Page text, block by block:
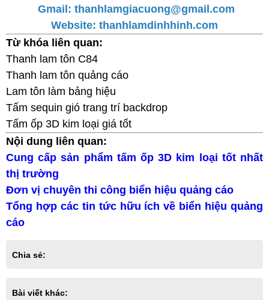
Gmail: thanhlamgiacuong@gmail.com
Website: thanhlamdinhhinh.com
Từ khóa liên quan:
Thanh lam tôn C84
Thanh lam tôn quảng cáo
Lam tôn làm bảng hiệu
Tấm sequin gió trang trí backdrop
Tấm ốp 3D kim loại giá tốt
Nội dung liên quan:
Cung cấp sản phẩm tấm ốp 3D kim loại tốt nhất
thị trường
Đơn vị chuyên thi công biển hiệu quảng cáo
Tổng hợp các tin tức hữu ích về biển hiệu quảng
cáo
Chia sẻ:
Bài viết khác: